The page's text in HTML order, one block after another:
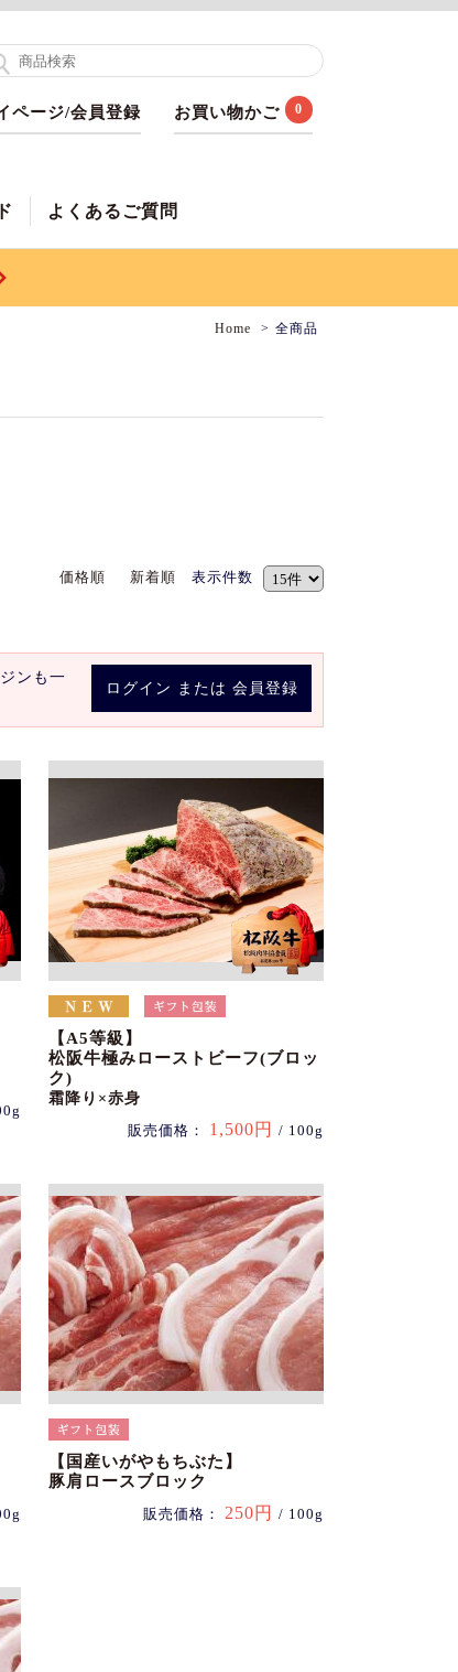
ページ/会員登録 お買い物かご 0
よくあるご質問
Home 全商品
価格順 新着順 表示件数
ログイン または 会員登録
ンも一
【A5等級】
松阪牛極みローストビーフ(ブロッ
ク)
霜降り×赤身
販売価格： 1,500円 / 100g
【国産いがやもちぶた】
豚肩ロースブロック
販売価格： 250円 / 100g